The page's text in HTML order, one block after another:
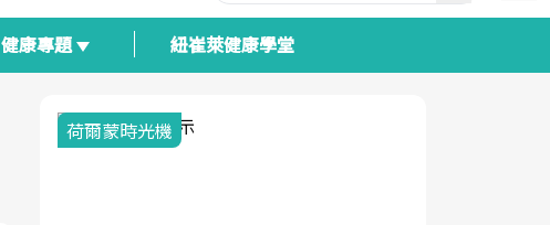
健康專題 紐崔萊健康學堂
荷爾蒙時光機